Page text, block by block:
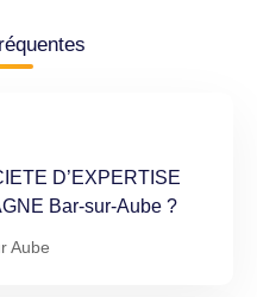
D’EXPERTISE
Bar-sur-Aube ?
Aube